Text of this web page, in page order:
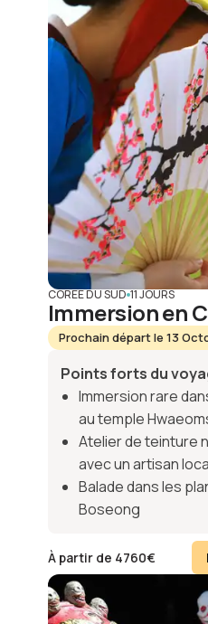
CORÉE DU SUD 11 JOURS
Immersion en
Prochain départ le 13
Points forts du
Immersion rare
au temple
Atelier de teinture
avec un artisan
Balade dans les
Boseong
À partir de 4760€